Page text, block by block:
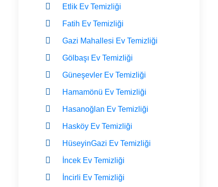
Etlik Ev Temizliği
Fatih Ev Temizliği
Gazi Mahallesi Ev Temizliği
Gölbaşı Ev Temizliği
Güneşevler Ev Temizliği
Hamamönü Ev Temizliği
Hasanoğlan Ev Temizliği
Hasköy Ev Temizliği
HüseyinGazi Ev Temizliği
İncek Ev Temizliği
İncirli Ev Temizliği